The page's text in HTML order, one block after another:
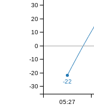
-22
05:27
-30
-20
-10
0
10
20
30